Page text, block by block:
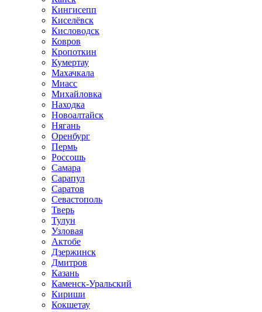
Кингисепп
Киселёвск
Кисловодск
Ковров
Кропоткин
Кумертау
Махачкала
Миасс
Михайловка
Находка
Новоалтайск
Нягань
Оренбург
Пермь
Россошь
Самара
Сарапул
Саратов
Севастополь
Тверь
Тулун
Узловая
Актобе
Дзержинск
Дмитров
Казань
Каменск-Уральский
Кириши
Кокшетау